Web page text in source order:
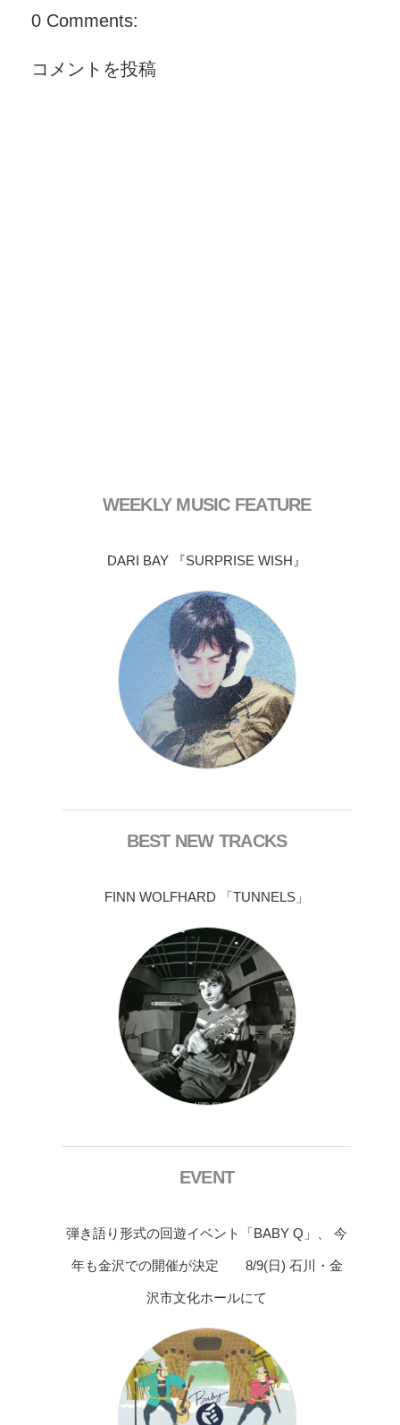
0 Comments:
コメントを投稿
WEEKLY MUSIC FEATURE
DARI BAY 『SURPRISE WISH』
BEST NEW TRACKS
FINN WOLFHARD 「TUNNELS」
EVENT
弾き語り形式の回遊イベント「BABY Q」、 今
年も金沢での開催が決定 8/9(日) 石川・金
沢市文化ホールにて